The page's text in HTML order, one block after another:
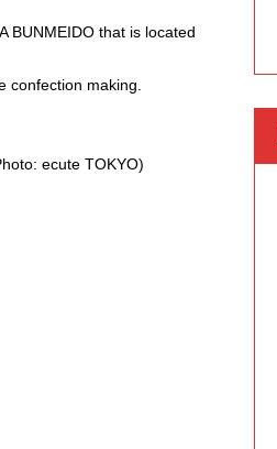
BUNMEIDO that is located
confection making.
ecute TOKYO)